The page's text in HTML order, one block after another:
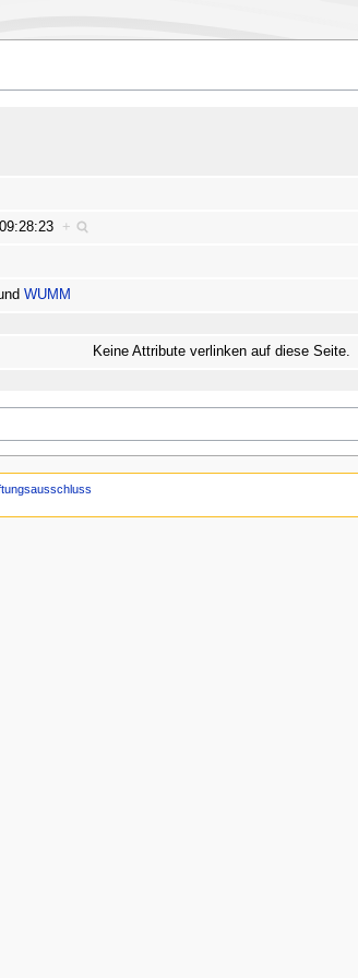
+
WUMM
Keine Attribute verlinken auf diese Seite.